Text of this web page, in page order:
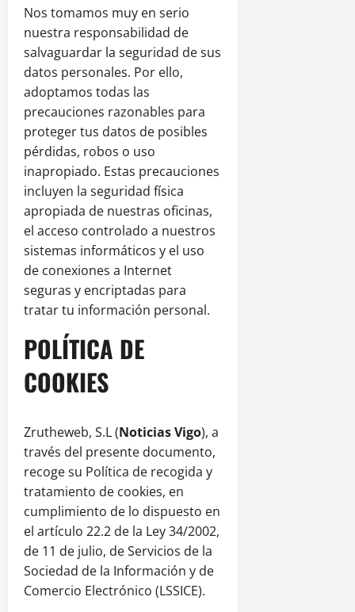
Nos tomamos muy en serio
nuestra responsabilidad de
salvaguardar la seguridad de sus
datos personales. Por ello,
adoptamos todas las
precauciones razonables para
proteger tus datos de posibles
pérdidas, robos o uso
inapropiado. Estas precauciones
incluyen la seguridad física
apropiada de nuestras oficinas,
el acceso controlado a nuestros
sistemas informáticos y el uso
de conexiones a Internet
seguras y encriptadas para
tratar tu información personal.
POLÍTICA DE
COOKIES
Zrutheweb, S.L (NoticiasVigo), a
través del presente documento,
recoge su Política de recogida y
tratamiento de cookies, en
cumplimiento de lo dispuesto en
el artículo 22.2 de la Ley 34/2002,
de 11 de julio, de Servicios de la
Sociedad de la Información y de
Comercio Electrónico (LSSICE).